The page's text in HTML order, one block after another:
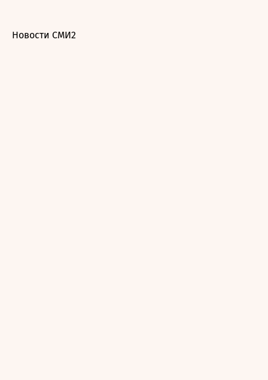
Новости СМИ2